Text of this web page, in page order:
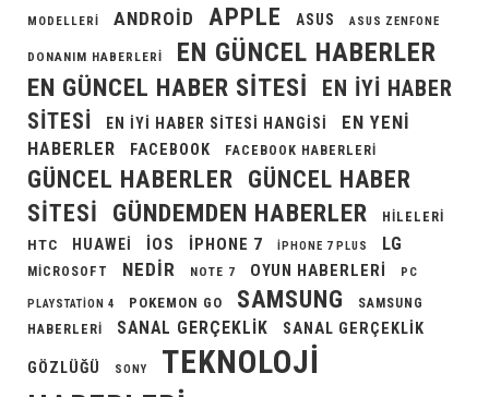
MODELLERI ANDROID APPLE ASUS ASUS ZENFONE
DONANIM HABERLERI EN GÜNCEL HABERLER
EN GÜNCEL HABER SITESI
EN IYI HABER
SITESI
EN IYI HABER SITESI HANGISI
EN YENI
HABERLER
FACEBOOK FACEBOOK HABERLERI
GÜNCEL HABERLER
GÜNCEL HABER
SITESI
GÜNDEMDEN HABERLER
HILELERI
HTC
HUAWEI IOS IPHONE 7 IPHONE 7 PLUS LG
MICROSOFT NEDIR NOTE 7 OYUN HABERLERI PC
PLAYSTATION 4 POKEMON GO SAMSUNG
SAMSUNG
HABERLERI
SANAL GERÇEKLIK SANAL GERÇEKLIK
GÖZLÜĞÜ SONY
TEKNOLOJI